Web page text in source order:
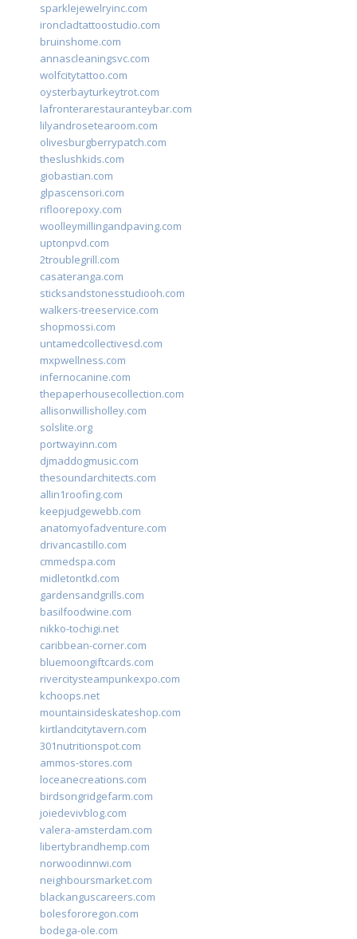
sparklejewelryinc.com
ironcladtattoostudio.com
bruinshome.com
annascleaningsvc.com
wolfcitytattoo.com
oysterbayturkeytrot.com
lafronterarestauranteybar.com
lilyandrosetearoom.com
olivesburgberrypatch.com
theslushkids.com
giobastian.com
glpascensori.com
rifloorepoxy.com
woolleymillingandpaving.com
uptonpvd.com
2troublegrill.com
casateranga.com
sticksandstonesstudiooh.com
walkers-treeservice.com
shopmossi.com
untamedcollectivesd.com
mxpwellness.com
infernocanine.com
thepaperhousecollection.com
allisonwillisholley.com
solslite.org
portwayinn.com
djmaddogmusic.com
thesoundarchitects.com
allin1roofing.com
keepjudgewebb.com
anatomyofadventure.com
drivancastillo.com
cmmedspa.com
midletontkd.com
gardensandgrills.com
basilfoodwine.com
nikko-tochigi.net
caribbean-corner.com
bluemoongiftcards.com
rivercitysteampunkexpo.com
kchoops.net
mountainsideskateshop.com
kirtlandcitytavern.com
301nutritionspot.com
ammos-stores.com
loceanecreations.com
birdsongridgefarm.com
joiedevivblog.com
valera-amsterdam.com
libertybrandhemp.com
norwoodinnwi.com
neighboursmarket.com
blackanguscareers.com
bolesfororegon.com
bodega-ole.com